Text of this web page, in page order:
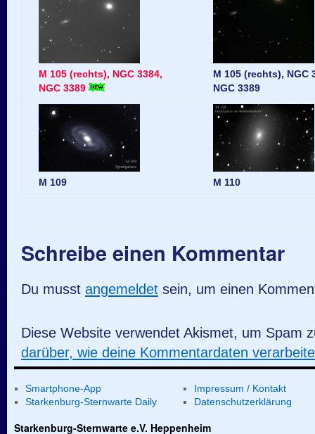
M 105 (rechts), NGC 3384,
NGC 3389
M 105 (rechts), NGC
NGC 3389
M 109 M 110
Schreibe einen Kommentar
Du musst angemeldet sein, um einen
Diese Website verwendet Akismet, um Spam
darüber, wie deine Kommentardaten
Smartphone-App
Starkenburg-Sternwarte Daily
Impressum / Kontakt
Datenschutzerklärung
Starkenburg-Sternwarte e.V. Heppenheim